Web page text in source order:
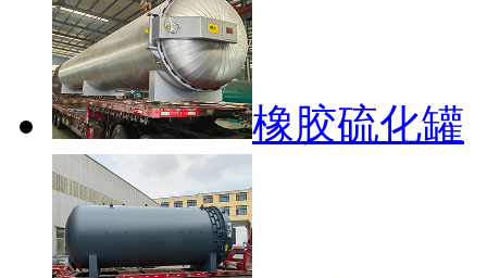
橡胶硫化罐